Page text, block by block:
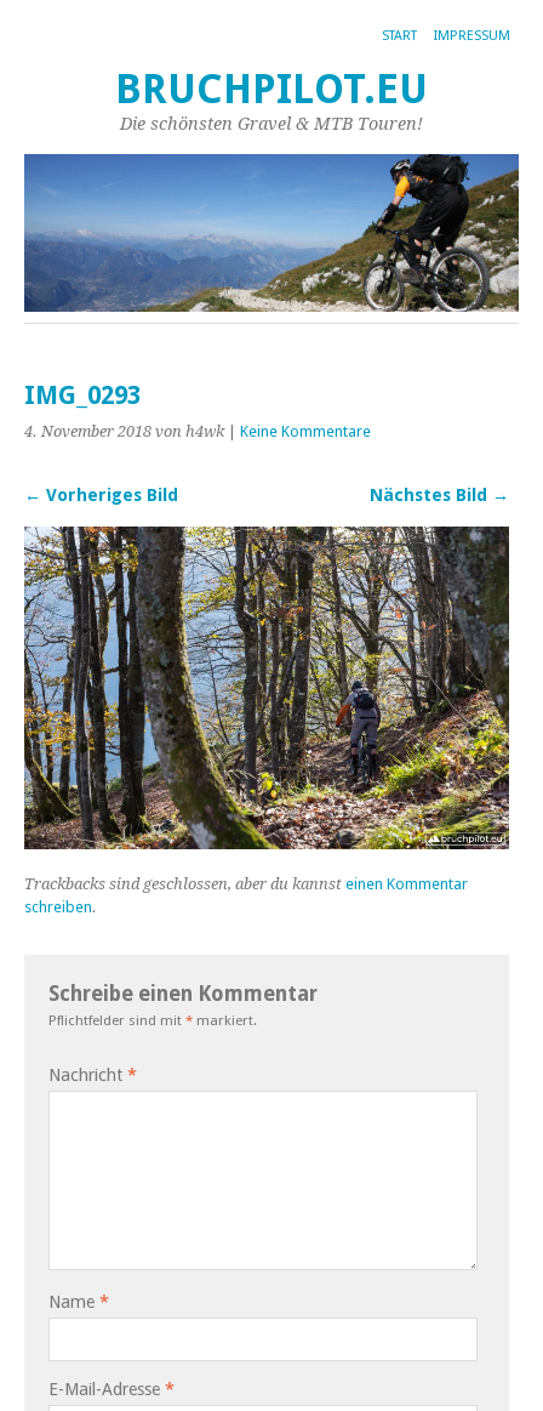
START IMPRESSUM
BRUCHPILOT.EU
Die schönsten Gravel & MTB Touren!
IMG_0293
4. November 2018 von h4wk| Keine Kommentare
← Vorheriges Bild Nächstes Bild →
Trackbacks sind geschlossen, aber du kannst einen Kommentar
schreiben.
Schreibe einen Kommentar
Pflichtfelder sind mit * markiert.
Nachricht *
Name *
E-Mail-Adresse *